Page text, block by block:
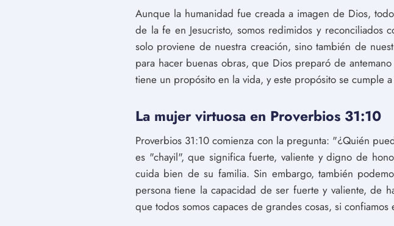
Aunque la humanidad fue creada a imagen de Dios,
de la fe en Jesucristo, somos redimidos y reconciliados
solo proviene de nuestra creación, sino también de
para hacer buenas obras, que Dios preparó de
tiene un propósito en la vida, y este propósito se cumple
La mujer virtuosa en Proverbios 31:10
Proverbios 31:10 comienza con la pregunta: "¿Quién
es "chayil", que significa fuerte, valiente y digno de
cuida bien de su familia. Sin embargo, también
persona tiene la capacidad de ser fuerte y valiente, de
que todos somos capaces de grandes cosas, si